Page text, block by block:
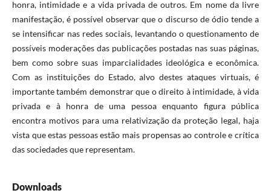
honra, intimidade e a vida privada de outros. Em nome da livre
manifestação, é possível observar que o discurso de ódio tende a
se intensificar nas redes sociais, levantando o questionamento de
possíveis moderações das publicações postadas nas suas páginas,
bem como sobre suas imparcialidades ideológica e econômica.
Com as instituições do Estado, alvo destes ataques virtuais, é
importante também demonstrar que o direito à intimidade, à vida
privada e à honra de uma pessoa enquanto figura pública
encontra motivos para uma relativização da proteção legal, haja
vista que estas pessoas estão mais propensas ao controle e crítica
das sociedades que representam.
Downloads